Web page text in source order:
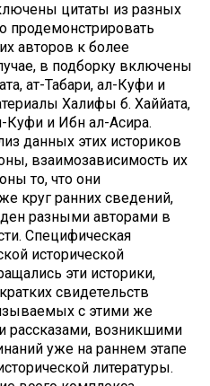
цитаты из разных
продемонстрировать
авторов к более
в подборку включены
ат-Табари, ал-Куфи и
Халифы б. Хаййата,
Куфи и Ибн ал-Асира.
данных этих историков
взаимозависимость их
то, что они
круг ранних сведений,
разными авторами в
Специфическая
исторической
эти историки,
свидетельств
с этими же
рассказами, возникшими
уже на раннем этапе
литературы.